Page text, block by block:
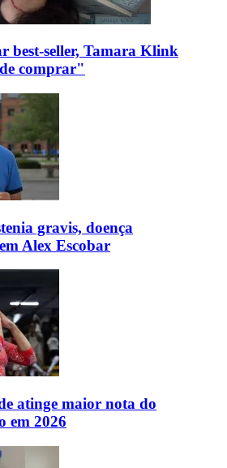
best-seller, Tamara Klink
comprar"
gravis, doença
Alex Escobar
atinge maior nota do
em 2026